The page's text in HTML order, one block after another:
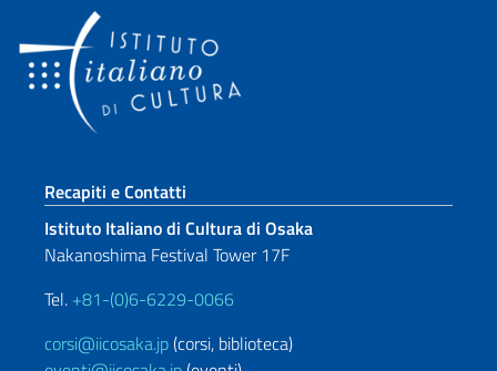
Sezione footer
Recapiti e Contatti
Istituto Italiano di Cultura di Osaka
Nakanoshima Festival Tower 17F
Tel. +81-(0)6-6229-0066
corsi@iicosaka.jp(corsi, biblioteca)